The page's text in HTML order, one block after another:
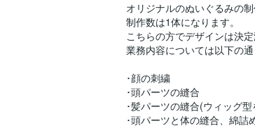
オリジナルのぬいぐるみの
制作数は1体になります。
こちらの方でデザインは決
業務内容については以下の通
･顔の刺繍
･頭パーツの縫合
･髪パーツの縫合(ウィッグ
･頭パーツと体の縫合、綿詰